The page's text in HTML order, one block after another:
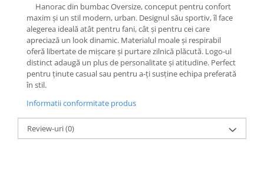
Hanorac din bumbac Oversize, conceput pentru confort
maxim și un stil modern, urban. Designul său sportiv, îl face
alegerea ideală atât pentru fani, cât și pentru cei care
apreciază un look dinamic. Materialul moale și respirabil
oferă libertate de mișcare și purtare zilnică plăcută. Logo-ul
distinct adaugă un plus de personalitate și atitudine. Perfect
pentru ținute casual sau pentru a-ți susține echipa preferată
în stil.
Informatii conformitate produs
Review-uri(0)